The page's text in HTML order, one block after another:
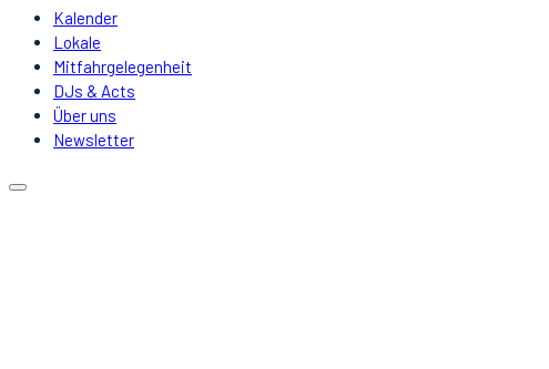
Kalender
Lokale
Mitfahrgelegenheit
DJs & Acts
Über uns
Newsletter